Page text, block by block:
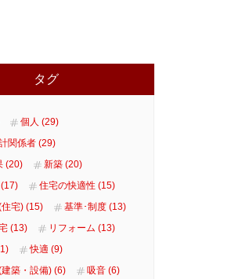
タグ
個人 (29)
関係者 (29)
(20)
新築 (20)
住宅の快適性 (15)
宅) (15)
基準･制度 (13)
(13)
リフォーム (13)
快適 (9)
築・設備) (6)
吸音 (6)